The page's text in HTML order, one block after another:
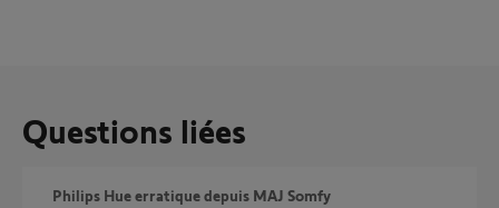
Questions liées
Philips Hue erratique depuis MAJ Somfy